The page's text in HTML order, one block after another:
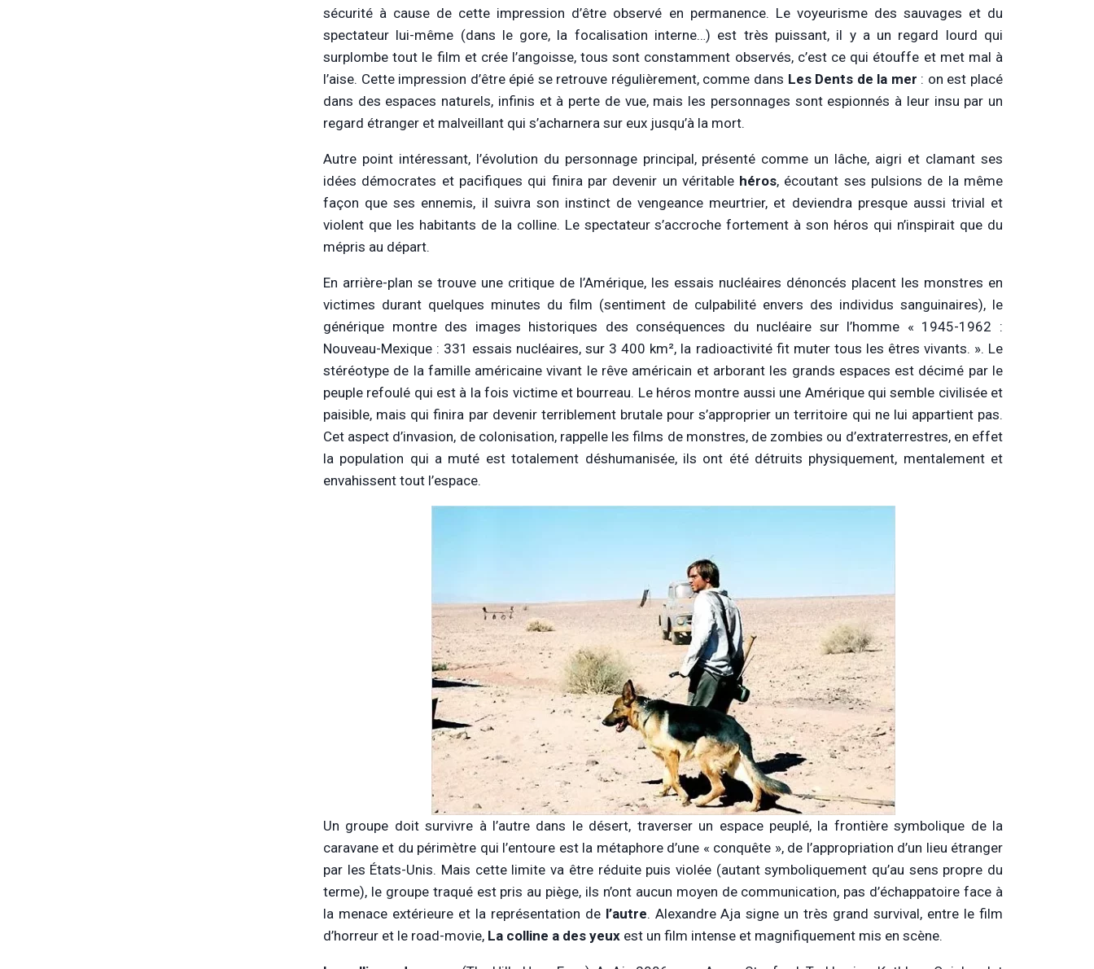
sécurité à cause de cette impression d’être observé en permanence. Le voyeurisme des sauvages et du
spectateur lui-même (dans le gore, la focalisation interne…) est très puissant, il y a un regard lourd qui
surplombe tout le film et crée l’angoisse, tous sont constamment observés, c’est ce qui étouffe et met mal à
l’aise. Cette impression d’être épié se retrouve régulièrement, comme dans Les Dents de la mer : on est placé
dans des espaces naturels, infinis et à perte de vue, mais les personnages sont espionnés à leur insu par un
regard étranger et malveillant qui s’acharnera sur eux jusqu’à la mort.
Autre point intéressant, l’évolution du personnage principal, présenté comme un lâche, aigri et clamant ses
idées démocrates et pacifiques qui finira par devenir un véritable héros, écoutant ses pulsions de la même
façon que ses ennemis, il suivra son instinct de vengeance meurtrier, et deviendra presque aussi trivial et
violent que les habitants de la colline. Le spectateur s’accroche fortement à son héros qui n’inspirait que du
mépris au départ.
En arrière-plan se trouve une critique de l’Amérique, les essais nucléaires dénoncés placent les monstres en
victimes durant quelques minutes du film (sentiment de culpabilité envers des individus sanguinaires), le
générique montre des images historiques des conséquences du nucléaire sur l’homme « 1945-1962 :
Nouveau-Mexique : 331 essais nucléaires, sur 3 400 km², la radioactivité fit muter tous les êtres vivants. ». Le
stéréotype de la famille américaine vivant le rêve américain et arborant les grands espaces est décimé par le
peuple refoulé qui est à la fois victime et bourreau. Le héros montre aussi une Amérique qui semble civilisée et
paisible, mais qui finira par devenir terriblement brutale pour s’approprier un territoire qui ne lui appartient pas.
Cet aspect d’invasion, de colonisation, rappelle les films de monstres, de zombies ou d’extraterrestres, en effet
la population qui a muté est totalement déshumanisée, ils ont été détruits physiquement, mentalement et
envahissent tout l’espace.
Un groupe doit survivre à l’autre dans le désert, traverser un espace peuplé, la frontière symbolique de la
caravane et du périmètre qui l’entoure est la métaphore d’une « conquête », de l’appropriation d’un lieu étranger
par les États-Unis. Mais cette limite va être réduite puis violée (autant symboliquement qu’au sens propre du
terme), le groupe traqué est pris au piège, ils n’ont aucun moyen de communication, pas d’échappatoire face à
la menace extérieure et la représentation de l’autre. Alexandre Aja signe un très grand survival, entre le film
d’horreur et le road-movie, La colline a des yeux est un film intense et magnifiquement mis en scène.